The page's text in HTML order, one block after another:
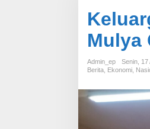
Mulya
Admin_ep
Senin, 17
Berita Ekonomi